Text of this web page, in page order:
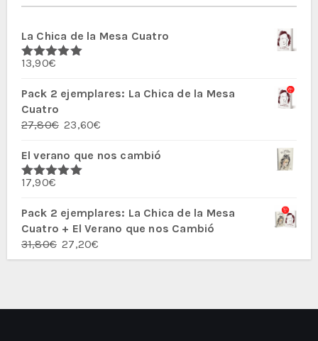
La Chica de la Mesa Cuatro
Valorado
5
13,90€
Pack 2 ejemplares: La Chica de la Mesa
Cuatro
27,80€ El
original
era:
23,60€
actual
El verano que nos cambió
Valorado
5
17,90€
Pack 2 ejemplares: La Chica de la Mesa
Cuatro + El Verano que nos Cambió
31,80€ El
precio
31,80€.
27,20€
precio
27,20€.